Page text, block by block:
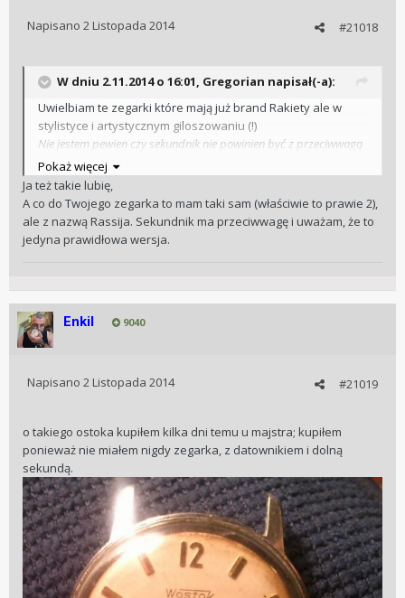
#21018
Napisano 2 Listopada 2014
W dniu 2.11.2014 o 16:01, Gregorian napisał(-a):
Uwielbiam te zegarki które mają już brand Rakiety ale w
stylistyce i artystycznym giloszowaniu (!)
Nie jestem pewien czy sekundnik nie powinien być z przeciwwagą
ale może może być i tak.
Pokaż więcej
Ja też takie lubię,
A co do Twojego zegarka to mam taki sam (właściwie to prawie 2),
ale z nazwą Rassija. Sekundnik ma przeciwwagę i uważam, że to
jedyna prawidłowa wersja.
Enkil 9040
#21019
Napisano 2 Listopada 2014
o takiego ostoka kupiłem kilka dni temu u majstra; kupiłem
ponieważ nie miałem nigdy zegarka, z datownikiem i dolną
sekundą.